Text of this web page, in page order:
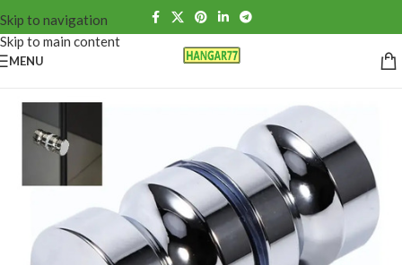
Skip to navigation
Skip to main content
MENU